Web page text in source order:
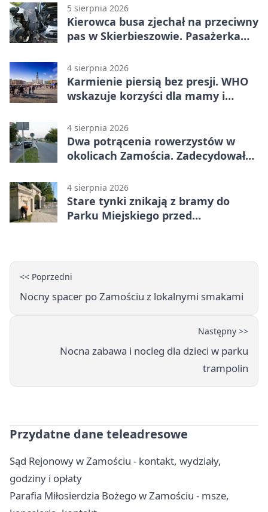
5 sierpnia 2026
Kierowca busa zjechał na przeciwny
pas w Skierbieszowie. Pasażerka
4 sierpnia 2026
Karmienie piersią bez presji. WHO
wskazuje korzyści dla mamy i
4 sierpnia 2026
Dwa potrącenia rowerzystów w
okolicach Zamościa. Zadecydowało
4 sierpnia 2026
Stare tynki znikają z bramy do
Parku Miejskiego przed
<< Poprzedni
Nocny spacer po Zamościu z lokalnymi smakami
Następny >>
Nocna zabawa i nocleg dla dzieci w parku
trampolin
Przydatne dane teleadresowe
Sąd Rejonowy w Zamościu - kontakt, wydziały,
godziny i opłaty
Parafia Miłosierdzia Bożego w Zamościu - msze,